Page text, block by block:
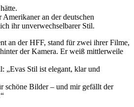
an der deutschen
ihr unverwechselbarer Stil.
an der HFF, stand für zwei ihrer Filme,
der Kamera. Er weiß mittlerweile
„Evas Stil ist elegant, klar und
schöne Bilder – und mir gefällt der